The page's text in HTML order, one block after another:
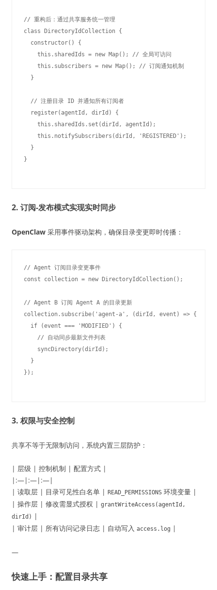
// 重构后：通过共享服务统一管理
class DirectoryIdCollection {
  constructor() {
    this.sharedIds = new Map(); // 全局可访问
    this.subscribers = new Map(); // 订阅通知机制
  }
  // 注册目录 ID 并通知所有订阅者
  register(agentId, dirId) {
    this.sharedIds.set(dirId, agentId);
    this.notifySubscribers(dirId, 'REGISTERED');
  }
2. 订阅-发布模式实现实时同步
OpenClaw 采用事件驱动架构，确保目录变更即时传播：
// Agent 订阅目录变更事件
const collection = new DirectoryIdCollection();
// Agent B 订阅 Agent A 的目录更新
collection.subscribe('agent-a', (dirId, event) => {
  if (event === 'MODIFIED') {
    // 自动同步最新文件列表
    syncDirectory(dirId);
  }
3. 权限与安全控制
共享不等于无限制访问，系统内置三层防护：
| 层级 | 控制机制 | 配置方式 |
|:—|:—|:—|
| 读取层 | 目录可见性白名单 |
READ_PERMISSIONS 环境变量 |
| 操作层 | 修改需显式授权 | grantWriteAccess(agentId,
dirId)
|
| 审计层 | 所有访问记录日志 | 自动写入 access.log |
—
快速上手：配置目录共享